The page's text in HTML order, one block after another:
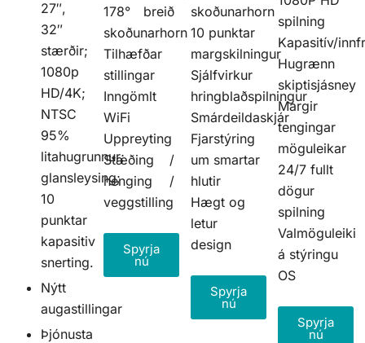
27″,
32″
stærðir;
1080p
HD/4K;
NTSC
95%
litahugrunnur;
glansleysing;
10
punktar
kapasitiv
snerting.
Nýtt
augastillingar
Þjónusta
178° breið
skoðunarhorn
Tilhæfðar
stillingar
Inngömlt
WiFi
Uppreyting
Stæðing /
henging /
veggstilling
Spyrja
nú
skoðunarhorn
10 punktar
margskilningur
Sjálfvirkur
hringblaðspilningur
Smárdeildaskjár
Fjarstýring
um smartar
hlutir
Hægt og
letur
design
Spyrja
nú
spilning
Kapasitív/
Hugrænn
skiptisjásney
Margir
tengingar
möguleikar
24/7 fullt
dögur
spilning
Valmöguleiki
á stýringu
OS
Spyrja
nú